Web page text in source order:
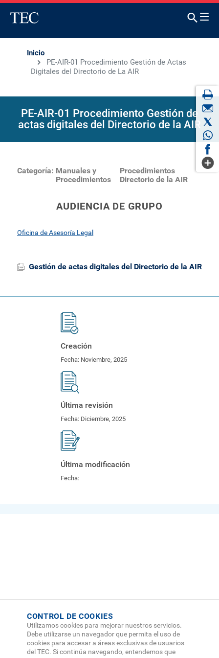
Inicio
PE-AIR-01 Procedimiento Gestión de Actas
Digitales del Directorio de La AIR
PE-AIR-01 Procedimiento Gestión de
actas digitales del Directorio de la AIR
Categoría: Manuales y
Procedimientos
Procedimientos
Directorio de la AIR
AUDIENCIA DE GRUPO
Oficina de Asesoría Legal
Gestión de actas digitales del Directorio de la AIR
Creación
Fecha: Noviembre, 2025
Última revisión
Fecha: Diciembre, 2025
Última modificación
Fecha:
CONTROL DE COOKIES
Utilizamos cookies para mejorar nuestros servicios.
Debe utilizarse un navegador que permita el uso de
cookies para accesar a áreas exclusivas de usuarios
del TEC. Si continúa navegando, entendemos que